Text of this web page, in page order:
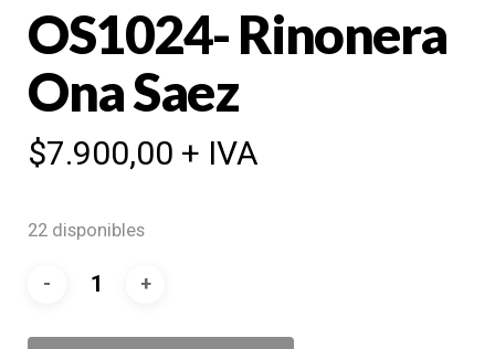
OS1024- Rinonera
Ona Saez
$7.900,00 + IVA
22 disponibles